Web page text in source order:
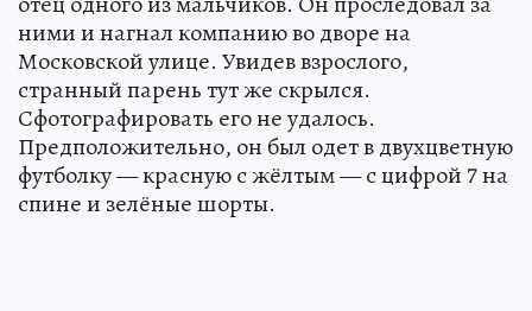
ними и нагнал компанию во дворе на
Московской улице. Увидев взрослого,
странный парень тут же скрылся.
Сфотографировать его не удалось.
Предположительно, он был одет в двухцветную
футболку — красную с жёлтым — с цифрой 7 на
спине и зелёные шорты.